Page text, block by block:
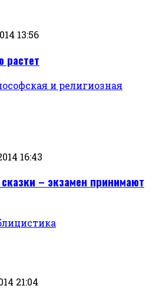
13:56
растет
и религиозная
16:43
– экзамен принимают
21:04